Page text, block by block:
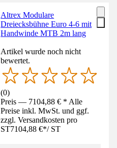
Altrex Modulare
Dreiecksbühne Euro 4-6 mit
Handwinde MTB 2m lang
Artikel wurde noch nicht
bewertet.
(0)
Preis — 7104,88 € * Alle
Preise inkl. MwSt. und ggf.
zzgl. Versandkosten pro
ST7104,88 €*/ ST